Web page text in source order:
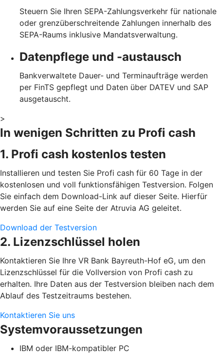
Steuern Sie Ihren SEPA-Zahlungsverkehr für nationale
oder grenzüberschreitende Zahlungen innerhalb des
SEPA-Raums inklusive Mandatsverwaltung.
Datenpflege und -austausch
Bankverwaltete Dauer- und Terminaufträge werden
per FinTS gepflegt und Daten über DATEV und SAP
ausgetauscht.
>
In wenigen Schritten zu Profi cash
1. Profi cash kostenlos testen
Installieren und testen Sie Profi cash für 60 Tage in der
kostenlosen und voll funktionsfähigen Testversion. Folgen
Sie einfach dem Download-Link auf dieser Seite. Hierfür
werden Sie auf eine Seite der Atruvia AG geleitet.
Download der Testversion
2. Lizenzschlüssel holen
Kontaktieren Sie Ihre VR Bank Bayreuth-Hof eG, um den
Lizenzschlüssel für die Vollversion von Profi cash zu
erhalten. Ihre Daten aus der Testversion bleiben nach dem
Ablauf des Testzeitraums bestehen.
Kontaktieren Sie uns
Systemvoraussetzungen
IBM oder IBM-kompatibler PC